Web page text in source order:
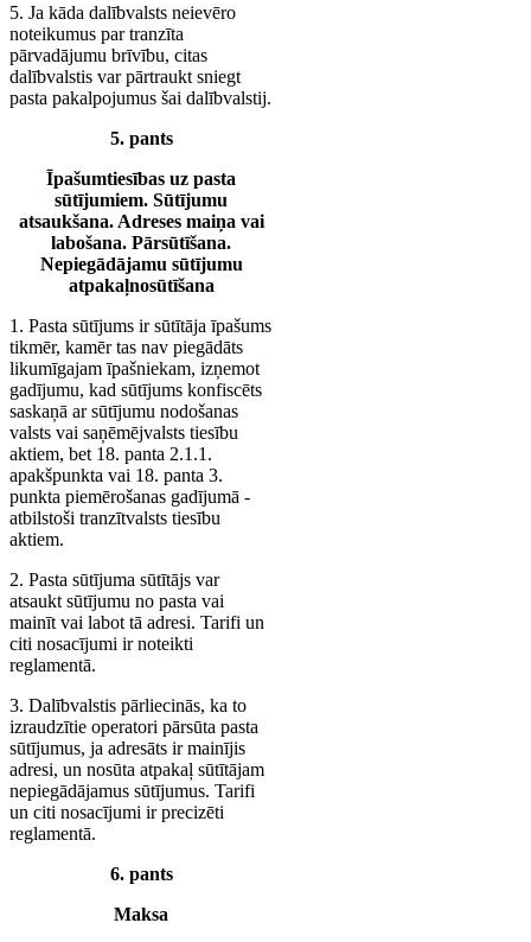
5. Ja kāda dalībvalsts neievēro
noteikumus par tranzīta
pārvadājumu brīvību, citas
dalībvalstis var pārtraukt sniegt
pasta pakalpojumus šai dalībvalstij.
5. pants
Īpašumtiesības uz pasta
sūtījumiem. Sūtījumu
atsaukšana. Adreses maiņa vai
labošana. Pārsūtīšana.
Nepiegādājamu sūtījumu
atpakaļnosūtīšana
1. Pasta sūtījums ir sūtītāja īpašums
tikmēr, kamēr tas nav piegādāts
likumīgajam īpašniekam, izņemot
gadījumu, kad sūtījums konfiscēts
saskaņā ar sūtījumu nodošanas
valsts vai saņēmējvalsts tiesību
aktiem, bet 18. panta 2.1.1.
apakšpunkta vai 18. panta 3.
punkta piemērošanas gadījumā -
atbilstoši tranzītvalsts tiesību
aktiem.
2. Pasta sūtījuma sūtītājs var
atsaukt sūtījumu no pasta vai
mainīt vai labot tā adresi. Tarifi un
citi nosacījumi ir noteikti
reglamentā.
3. Dalībvalstis pārliecinās, ka to
izraudzītie operatori pārsūta pasta
sūtījumus, ja adresāts ir mainījis
adresi, un nosūta atpakaļ sūtītājam
nepiegādājamus sūtījumus. Tarifi
un citi nosacījumi ir precizēti
reglamentā.
6. pants
Maksa